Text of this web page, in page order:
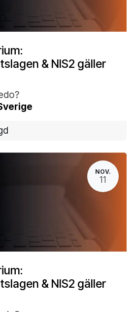
& NIS2 gäller
NOV.
11
& NIS2 gäller